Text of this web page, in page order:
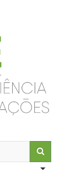
List